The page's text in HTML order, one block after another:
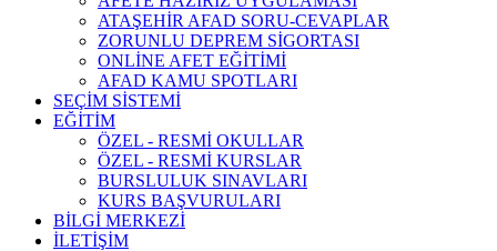
ATAŞEHİR AFAD SORU-CEVAPLAR
ZORUNLU DEPREM SİGORTASI
ONLİNE AFET EĞİTİMİ
AFAD KAMU SPOTLARI
SEÇİM SİSTEMİ
EĞİTİM
ÖZEL - RESMİ OKULLAR
ÖZEL - RESMİ KURSLAR
BURSLULUK SINAVLARI
KURS BAŞVURULARI
BİLGİ MERKEZİ
İLETİŞİM